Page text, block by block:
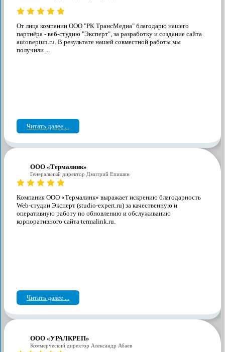
От лица компании ООО "РК ТрансМедиа" благодарю нашего
партнёра - веб-студию "Эксперт", за разработку и создание сайта
autoneptun.ru. В результате нашей совместной работы мы
получили ...
Читать далее ...
ООО «Термалинк»
Генеральный директор Дмитрий Епишин
Компания ООО «Термалинк» выражает искрению благодарность
Web-студии Эксперт (studio-expert.ru) за качественную и
оперативную работу по обновлению и обслуживанию
корпоративного сайта termalink.ru.
Читать далее ...
ООО «УРАЛКРЕП»
Коммерческий директор Александр Абаев